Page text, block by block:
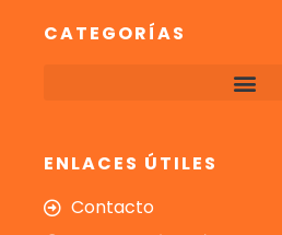
CATEGORÍAS
ENLACES ÚTILES
Contacto